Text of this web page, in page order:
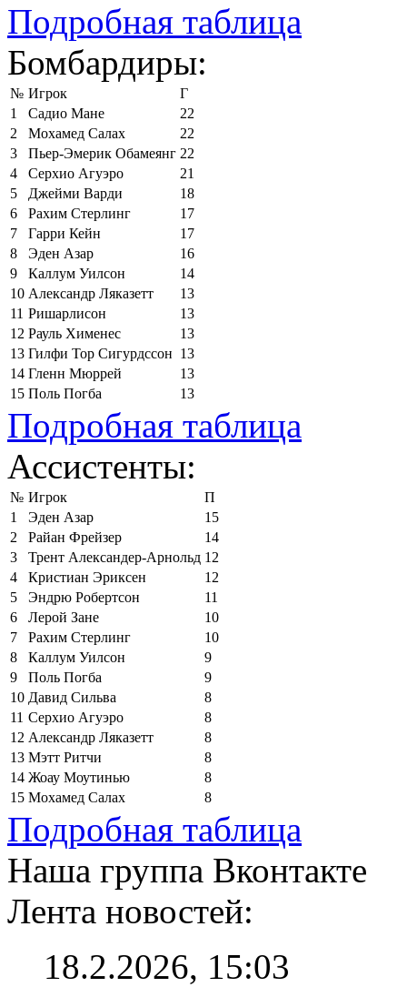
Подробная таблица
Бомбардиры:
№ Игрок
Г
1
Садио Мане
22
2
Мохамед Салах
22
3
Пьер-Эмерик Обамеянг 22
4
Серхио Агуэро
21
5
Джейми Варди
18
6
Рахим Стерлинг
17
7
Гарри Кейн
17
8
Эден Азар
16
9
Каллум Уилсон
14
10 Александр Ляказетт
13
11 Ришарлисон
13
12 Рауль Хименес
13
13 Гилфи Тор Сигурдссон 13
14 Гленн Мюррей
13
15 Поль Погба 13
Подробная таблица
Ассистенты:
№ Игрок
П
1
Эден Азар
15
2
Райан Фрейзер
14
3
Трент Александер-Арнольд 12
4
Кристиан Эриксен
12
5
Эндрю Робертсон
11
6
Лерой Зане
10
7
Рахим Стерлинг
10
8
Каллум Уилсон
9
9
Поль Погба
9
10 Давид Сильва
8
11 Серхио Агуэро
8
12 Александр Ляказетт
8
13 Мэтт Ритчи
8
14 Жоау Моутинью
8
15 Мохамед Салах 8
Подробная таблица
Наша группа Вконтакте
Лента новостей:
18.2.2026, 15:03